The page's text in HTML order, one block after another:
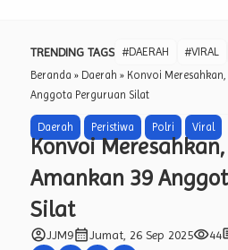
TRENDING TAGS #DAERAH #VIRAL
Beranda » Daerah » Konvoi
Anggota Perguruan Silat
Daerah Peristiwa Polri Viral
Konvoi
Amankan 39
Silat
account_circleJJM9calendar_monthJumat, 26 Sep 2025visibility44